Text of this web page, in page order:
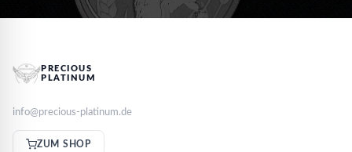
PRECIOUS
PLATINUM
info@precious-platinum.de
ZUM SHOP